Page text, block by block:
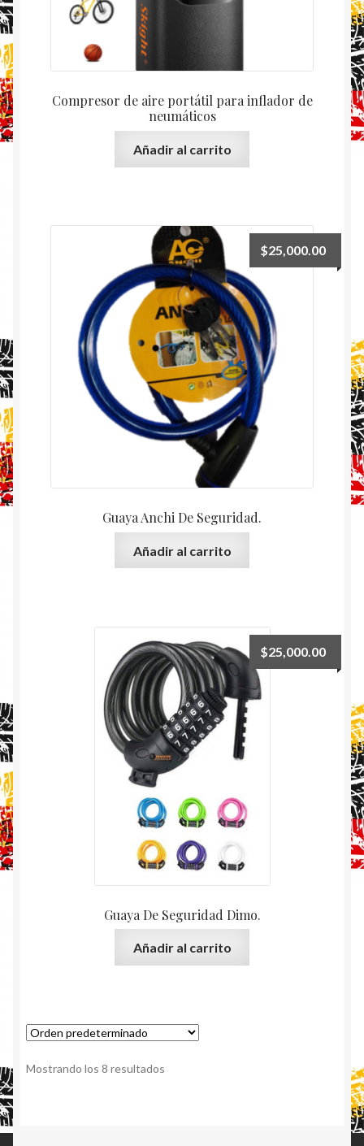
Compresor de aire portátil para inflador de
neumáticos
Añadir al carrito
Guaya Anchi De Seguridad.
$25,000.00
Añadir al carrito
Guaya De Seguridad Dimo.
$25,000.00
Añadir al carrito
Mostrando los 8 resultados